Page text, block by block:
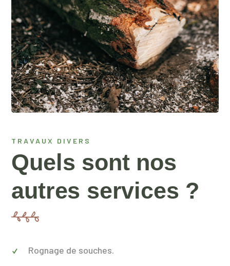
TRAVAUX DIVERS
Quels sont nos
autres services ?
Rognage de souches.